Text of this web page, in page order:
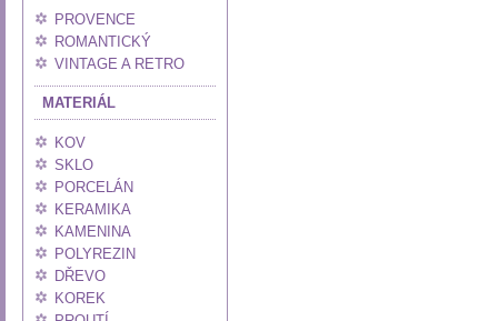
PROVENCE
ROMANTICKÝ
VINTAGE A RETRO
MATERIÁL
KOV
SKLO
PORCELÁN
KERAMIKA
KAMENINA
POLYREZIN
DŘEVO
KOREK